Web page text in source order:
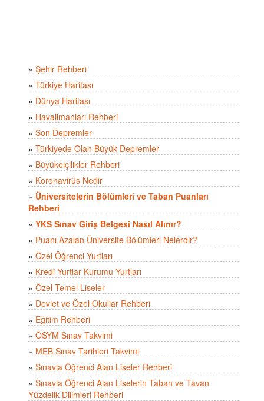
» Şehir Rehberi
» Türkiye Haritası
» Dünya Haritası
» Havalimanları Rehberi
» Son Depremler
» Türkiyede Olan Büyük Depremler
» Büyükelçilikler Rehberi
» Koronavirüs Nedir
» Üniversitelerin Bölümleri ve Taban Puanları
Rehberi
» YKS Sınav Giriş Belgesi Nasıl Alınır?
» Puanı Azalan Üniversite Bölümleri Nelerdir?
» Özel Öğrenci Yurtları
» Kredi Yurtlar Kurumu Yurtları
» Özel Temel Liseler
» Devlet ve Özel Okullar Rehberi
» Eğitim Rehberi
» ÖSYM Sınav Takvimi
» MEB Sınav Tarihleri Takvimi
» Sınavla Öğrenci Alan Liseler Rehberi
» Sınavla Öğrenci Alan Liselerin Taban ve Tavan
Yüzdelik Dilimleri Rehberi